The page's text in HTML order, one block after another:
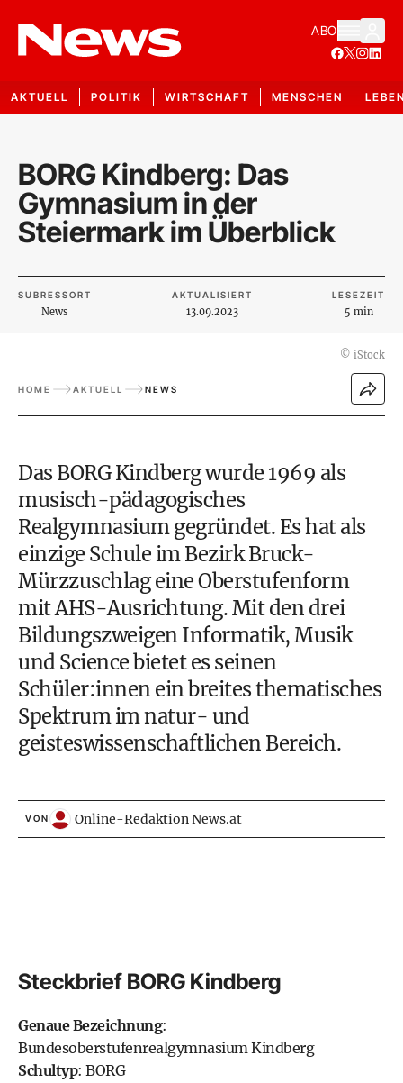
ABO
AKTUELL POLITIK WIRTSCHAFT MENSCHEN
BORG Kindberg: Das
Gymnasium in der
Steiermark im Überblick
SUBRESSORT
News
AKTUALISIERT
13.09.2023
LESEZEIT
5 min
© iStock
HOME AKTUELL NEWS
Das BORG Kindberg wurde 1969 als
musisch-pädagogisches
Realgymnasiumgegründet. Es hat als
einzige Schule im Bezirk Bruck-
Mürzzuschlag eine Oberstufenform
mit AHS-Ausrichtung. Mit den drei
Bildungszweigen Informatik, Musik
und Science bietet es seinen
Schüler:innen ein breites thematisches
Spektrum im natur- und
geisteswissenschaftlichen Bereich.
VON Online-Redaktion News.at
Steckbrief BORG Kindberg
Genaue Bezeichnung:
Bundesoberstufenrealgymnasium Kindberg
Schultyp: BORG